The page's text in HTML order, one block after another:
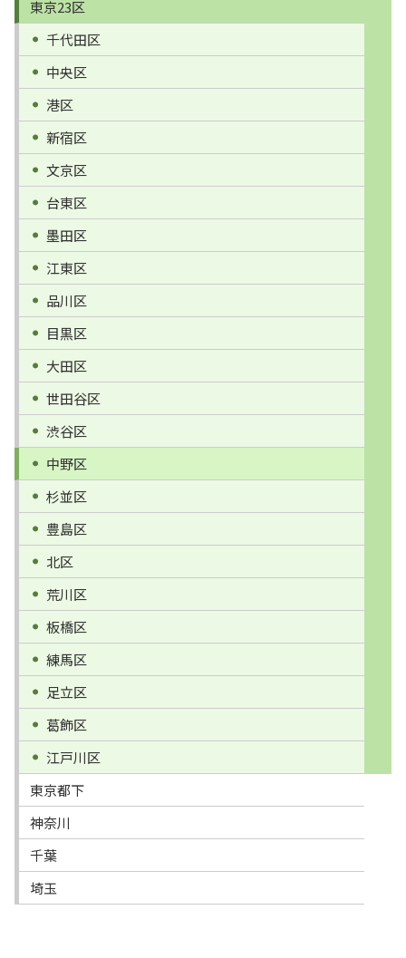
東京23区
千代田区
中央区
港区
新宿区
文京区
台東区
墨田区
江東区
品川区
目黒区
大田区
世田谷区
渋谷区
中野区
杉並区
豊島区
北区
荒川区
板橋区
練馬区
足立区
葛飾区
江戸川区
東京都下
神奈川
千葉
埼玉